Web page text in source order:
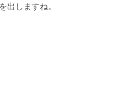
出しますね。